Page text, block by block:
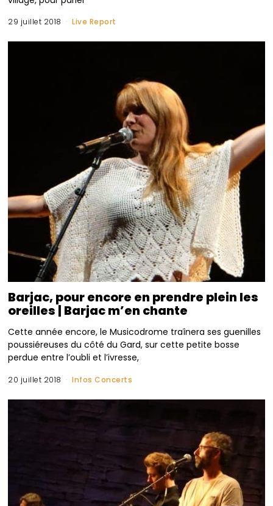
29 juillet 2018 Live Report
Barjac, pour encore en prendre plein les
oreilles | Barjac m’en chante
Cette année encore, le Musicodrome traînera ses guenilles
poussiéreuses du côté du Gard, sur cette petite bosse
perdue entre l’oubli et l’ivresse,
20 juillet 2018 Infos Concerts